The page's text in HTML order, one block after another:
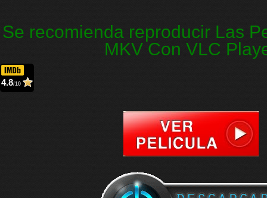
Se recomienda reproducir Las
MKV Con VLC
4.8/10